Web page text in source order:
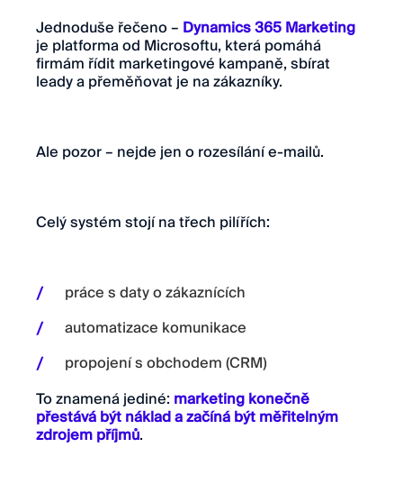
Jednoduše řečeno – Dynamics 365 Marketing
je platforma od Microsoftu, která pomáhá
firmám řídit marketingové kampaně, sbírat
leady a přeměňovat je na zákazníky.
Ale pozor – nejde jen o rozesílání e-mailů.
Celý systém stojí na třech pilířích:
práce s daty o zákaznících
automatizace komunikace
propojení s obchodem (CRM)
To znamená jediné: marketing konečně
přestává být náklad a začíná být měřitelným
zdrojem příjmů.